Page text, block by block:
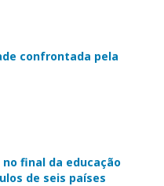
confrontada pela
final da educação
de seis países